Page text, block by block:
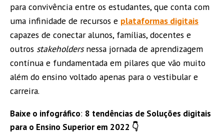
para convivência entre os estudantes, que conta com
uma infinidade de recursos e plataformas digitais
capazes de conectar alunos, famílias, docentes e
outros stakeholdersnessa jornada de aprendizagem
contínua e fundamentada em pilares que vão muito
além do ensino voltado apenas para o vestibular e
carreira.
Baixe o infográfico: 8 tendências de Soluções digitais
para o Ensino Superior em 2022 👇